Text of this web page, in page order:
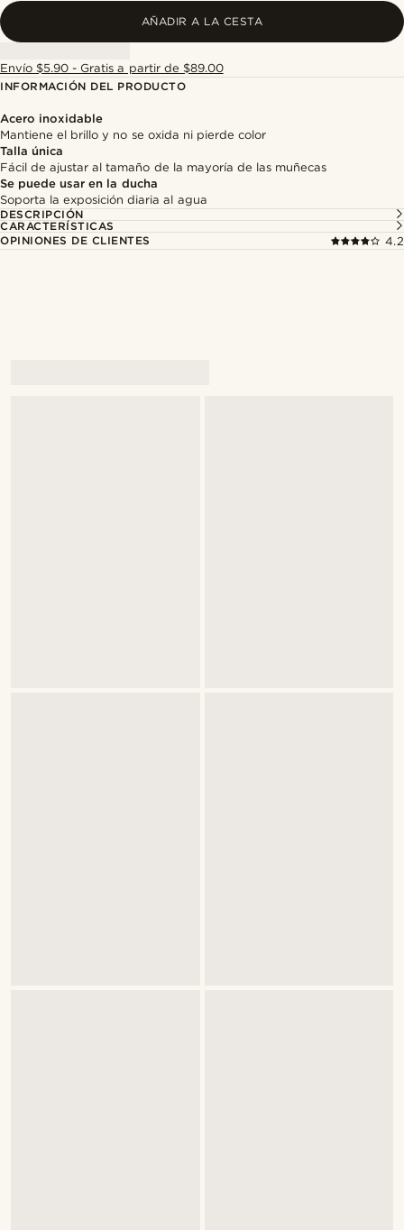
AÑADIR A LA CESTA
Envío $5.90 - Gratis a partir de $89.00
INFORMACIÓN DEL PRODUCTO
Acero inoxidable
Mantiene el brillo y no se oxida ni pierde color
Talla única
Fácil de ajustar al tamaño de la mayoría de las muñecas
Se puede usar en la ducha
Soporta la exposición diaria al agua
DESCRIPCIÓN
CARACTERÍSTICAS
OPINIONES DE CLIENTES
4.2